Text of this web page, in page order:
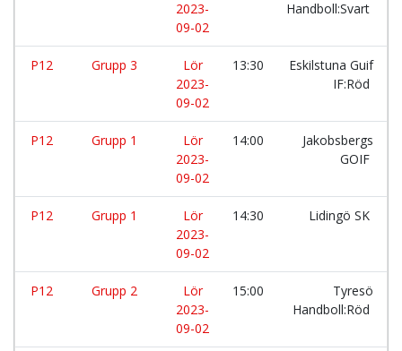
2023-
09-02
Handboll:Svart
P12 Grupp 3
Lör
2023-
09-02
13:30
Eskilstuna Guif
IF:Röd
P12 Grupp 1
Lör
2023-
09-02
14:00
Jakobsbergs
GOIF
P12 Grupp 1
Lör
2023-
09-02
14:30 Lidingö SK
P12 Grupp 2
Lör
2023-
09-02
15:00
Tyresö
Handboll:Röd